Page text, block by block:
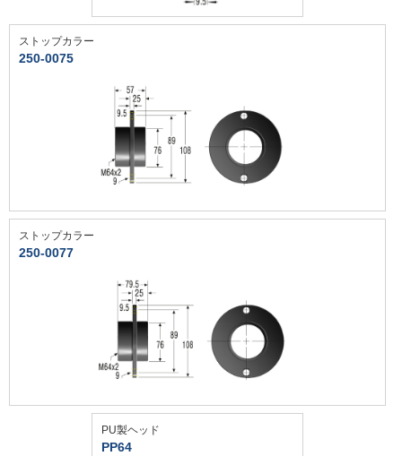
ストップカラー
250-0075
ストップカラー
250-0077
PU製ヘッド
PP64